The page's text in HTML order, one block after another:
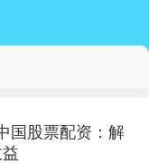
国股票配资：解